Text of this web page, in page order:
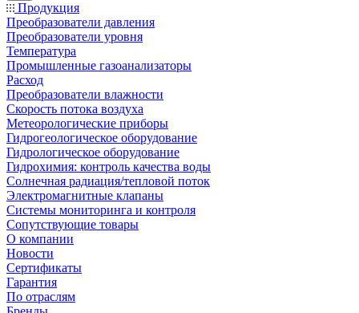
Продукция
Преобразователи давления
Преобразователи уровня
Температура
Промышленные газоанализаторы
Расход
Преобразователи влажности
Скорость потока воздуха
Метеорологические приборы
Гидрогеологическое оборудование
Гидрологическое оборудование
Гидрохимия: контроль качества воды
Солнечная радиация/тепловой поток
Электромагнитные клапаны
Системы мониторинга и контроля
Сопутствующие товары
О компании
Новости
Сертификаты
Гарантия
По отраслям